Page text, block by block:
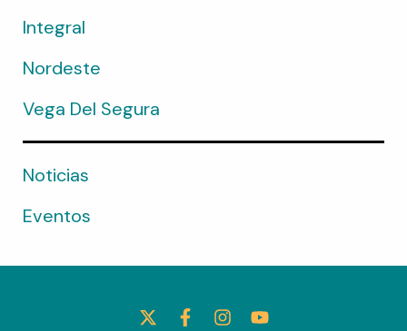
Integral
Nordeste
Vega Del Segura
Noticias
Eventos
- A N O